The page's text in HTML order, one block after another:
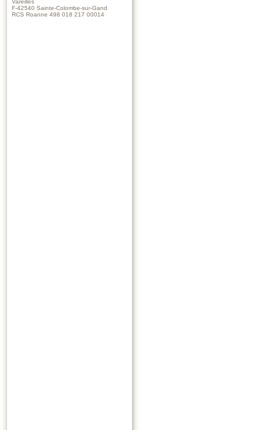
Vareilles
F-42540 Sainte-Colombe-sur-Gand
RCS Roanne 498 018 217 00014